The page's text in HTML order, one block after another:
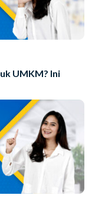
UMKM? Ini